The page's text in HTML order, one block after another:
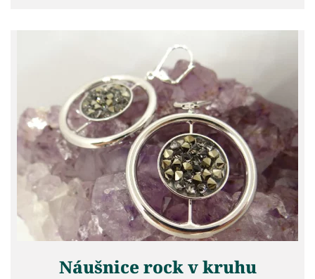
Náušnice rock v kruhu